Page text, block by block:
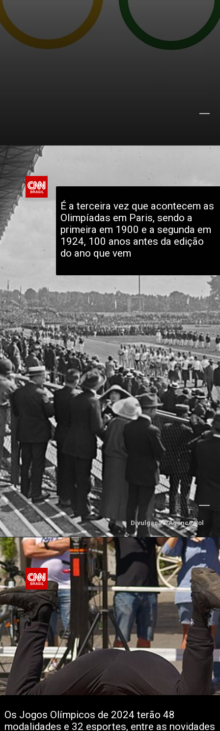
É a terceira vez que acontecem as
Olimpíadas em Paris, sendo a
primeira em 1900 e a segunda em
1924, 100 anos antes da edição
do ano que vem
Divulgação/Agence Rol
Os Jogos Olímpicos de 2024 terão 48
modalidades e 32 esportes, entre as novidades